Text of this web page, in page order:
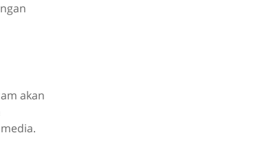
akan